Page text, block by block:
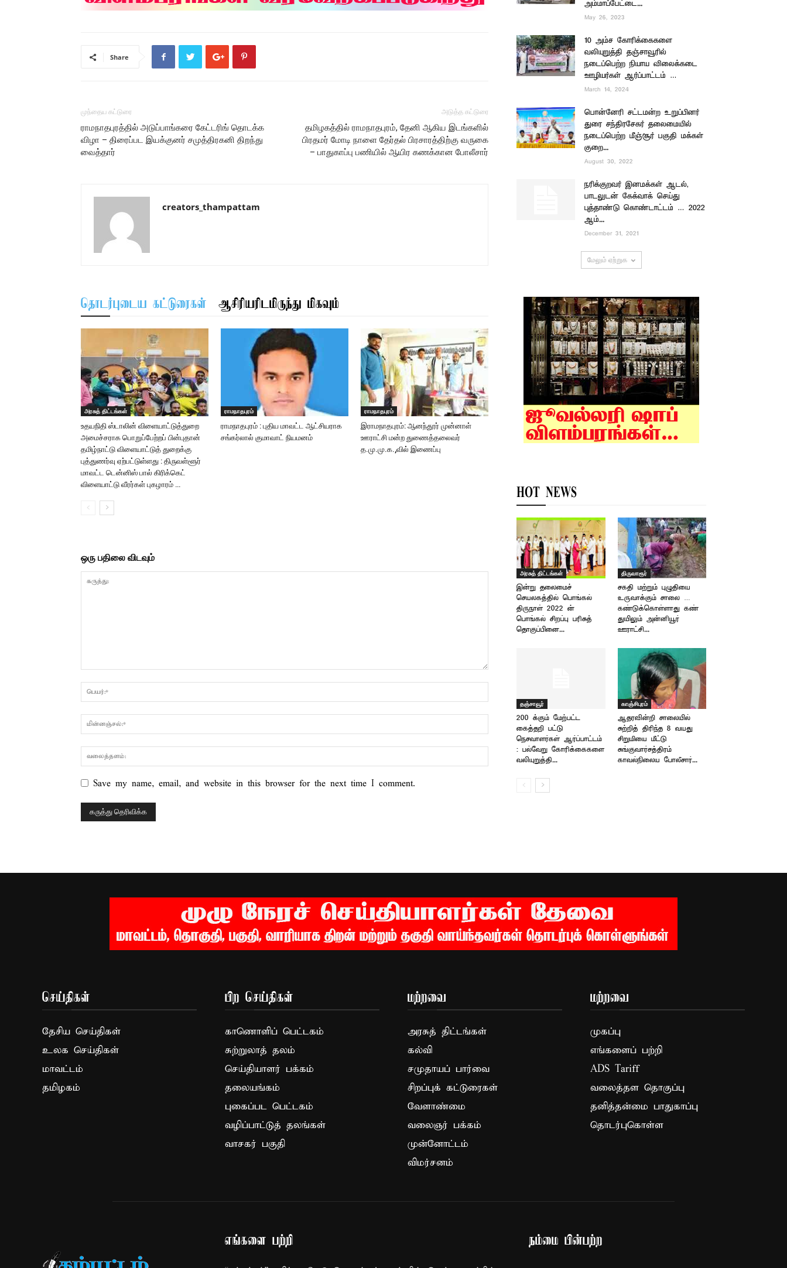
Share
முந்தைய கட்டுரை
ராமநாதபுரத்தில் அடுப்பாங்கரை கேட்டரிங் தொடக்க
விழா – திரைப்பட இயக்குனர் சமுத்திரகனி திறந்து
வைத்தார்
அடுத்த கட்டுரை
தமிழகத்தில் ராமநாதபுரம், தேனி ஆகிய இடங்களில்
பிரதமர் மோடி நாளை தேர்தல் பிரசாரத்திற்கு வருகை
– பாதுகாப்பு பணியில் ஆயிர கணக்கான போலீசார்
creators_thampattam
தொடர்புடைய கட்டுரைகள் ஆசிரியரிடமிருந்து மிகவும்
அரசுத் திட்டங்கள்
உதயநிதி ஸ்டாலின் விளையாட்டுத்துறை
அமைச்சராக பொறுப்பேற்றப் பின்புதான்
தமிழ்நாட்டு விளையாட்டுத் துறைக்கு
புத்துணர்வு ஏற்பட்டுள்ளது : திருவள்ளூர்
மாவட்ட டென்னிஸ் பால் கிரிக்கெட்
விளையாட்டு வீரர்கள் புகழாரம் …
ராமநாதபுரம்
ராமநாதபுரம் : புதிய மாவட்ட ஆட்சியராக
சங்கர்லால் குமாவாட் நியமனம்
ராமநாதபுரம்
இராமநாதபுரம்: ஆனந்தூர் முன்னாள்
ஊராட்சி மன்ற துணைத்தலைவர்
த.மு.மு.க.,வில் இணைப்பு
ஒரு பதிலை விடவும்
Save my name, email, and website in this browser for the next time I comment.
அம்மாப்பேட்டை...
May 26, 2023
10 அம்ச கோரிக்கைகளை
வலியுறுத்தி தஞ்சாவூரில்
நடைப்பெற்ற நியாய விலைக்கடை
ஊழியர்கள் ஆர்ப்பாட்டம் …
March 14, 2024
பொன்னேரி சட்டமன்ற உறுப்பினர்
துரை சந்திரசேகர் தலைமையில்
நடைப்பெற்ற மீஞ்சூர் பகுதி மக்கள்
குறை...
August 30, 2022
நரிக்குறவர் இனமக்கள் ஆடல்,
பாடலுடன் கேக்வாக் செய்து
புத்தாண்டு கொண்டாட்டம் … 2022
ஆம்...
December 31, 2021
மேலும் ஏற்றுக
HOT NEWS
அரசுத் திட்டங்கள்
இன்று தலைமைச்
செயலகத்தில் பொங்கல்
திருநாள் 2022 ன்
பொங்கல் சிறப்பு பரிசுத்
தொகுப்பினை...
திருவாரூர்
சகதி மற்றும் புழுதியை
உருவாக்கும் சாலை …
கண்டுக்கொள்ளாது கண்
துயிலும் அன்னியூர்
ஊராட்சி...
தஞ்சாவூர்
200 க்கும் மேற்பட்ட
கைத்தறி பட்டு
நெசவாளர்கள் ஆர்ப்பாட்டம்
: பல்வேறு கோரிக்கைகளை
வலியுறுத்தி...
காஞ்சிபுரம்
ஆதரவின்றி சாலையில்
சுற்றித் திரிந்த 8 வயது
சிறுமியை மீட்டு
சுங்குவார்சத்திரம்
காவல்நிலைய போலீசார்...
செய்திகள்
தேசிய செய்திகள்
உலக செய்திகள்
மாவட்டம்
தமிழகம்
பிற செய்திகள்
காணொளிப் பெட்டகம்
சுற்றுலாத் தலம்
செய்தியாளர் பக்கம்
தலையங்கம்
புகைப்பட பெட்டகம்
வழிப்பாட்டுத் தலங்கள்
வாசகர் பகுதி
மற்றவை
அரசுத் திட்டங்கள்
கல்வி
சமுதாயப் பார்வை
சிறப்புக் கட்டுரைகள்
வேளாண்மை
வலைஞர் பக்கம்
முன்னோட்டம்
விமர்சனம்
மற்றவை
முகப்பு
எங்களைப் பற்றி
ADS Tariff
வலைத்தள தொகுப்பு
தனித்தன்மை பாதுகாப்பு
தொடர்புகொள்ள
எங்களை பற்றி நம்மை பின்பற்ற